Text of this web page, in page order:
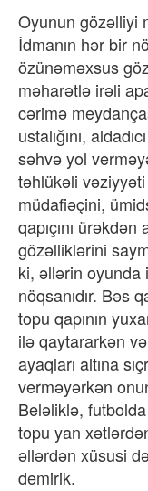
Oyunun gözəlliyi
İdmanın hər bir
özünəməxsus
məharətlə irəli
cərimə
ustalığını,
səhvə yol
təhlükəli vəziyyəti
müdafiəçini,
qapıçını
gözəlliklərini
ki, əllərin oyunda
nöqsanıdır. Bəs
topu qapının
ilə qaytararkən
ayaqları altına
verməyərkən
Beləliklə,
topu yan
əllərdən xüsusi
demirik.